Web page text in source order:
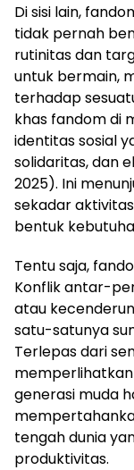
Di sisi lain,
tidak pernah
rutinitas dan
untuk bermain,
terhadap
khas fandom di
identitas sosial
solidaritas, dan
2025). Ini
sekadar
bentuk
Tentu saja,
Konflik antar-
atau
satu-satunya
Terlepas dari
generasi muda
tengah dunia
produktivitas.